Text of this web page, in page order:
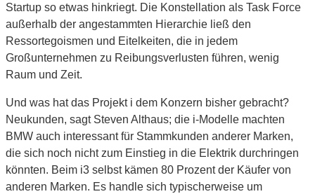
Startup so etwas hinkriegt. Die Konstellation als Task Force
außerhalb der angestammten Hierarchie ließ den
Ressortegoismen und Eitelkeiten, die in jedem
Großunternehmen zu Reibungsverlusten führen, wenig
Raum und Zeit.
Und was hat das Projekt i dem Konzern bisher gebracht?
Neukunden, sagt Steven Althaus; die i-Modelle machten
BMW auch interessant für Stammkunden anderer Marken,
die sich noch nicht zum Einstieg in die Elektrik durchringen
könnten. Beim i3 selbst kämen 80 Prozent der Käufer von
anderen Marken. Es handle sich typischerweise um